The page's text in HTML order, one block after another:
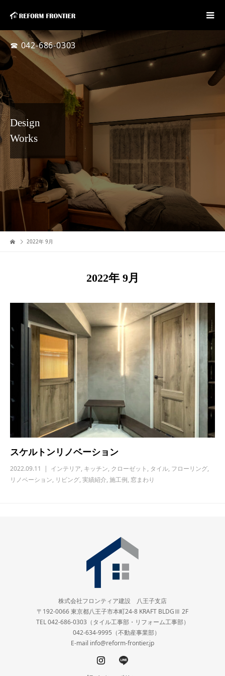
☎ 042-686-0303
Design
Works
2022年 9月
2022年 9月
スケルトンリノベーション
2022.09.11 インテリア, キッチン, クローゼット , タイル, フローリング,
リノベーション, リビング, 実績紹介, 施工例, 窓まわり
株式会社フロンティア建設 八王子支店
〒192-0066 東京都八王子市本町24-8 KRAFT BLDGⅢ 2F
TEL 042-686-0303（タイル工事部・リフォーム工事部）
042-634-9995（不動産事業部）
E-mail info@reform-frontier.jp